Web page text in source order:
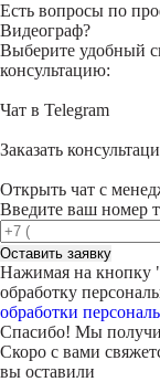
Есть вопросы по
Видеограф?
Выберите удобный
консультацию:
Чат в Telegram
Заказать
Открыть чат с
Введите ваш номер
Оставить заявку
Нажимая на кнопку
обработку
обработки
Спасибо! Мы
Скоро с вами
вы оставили